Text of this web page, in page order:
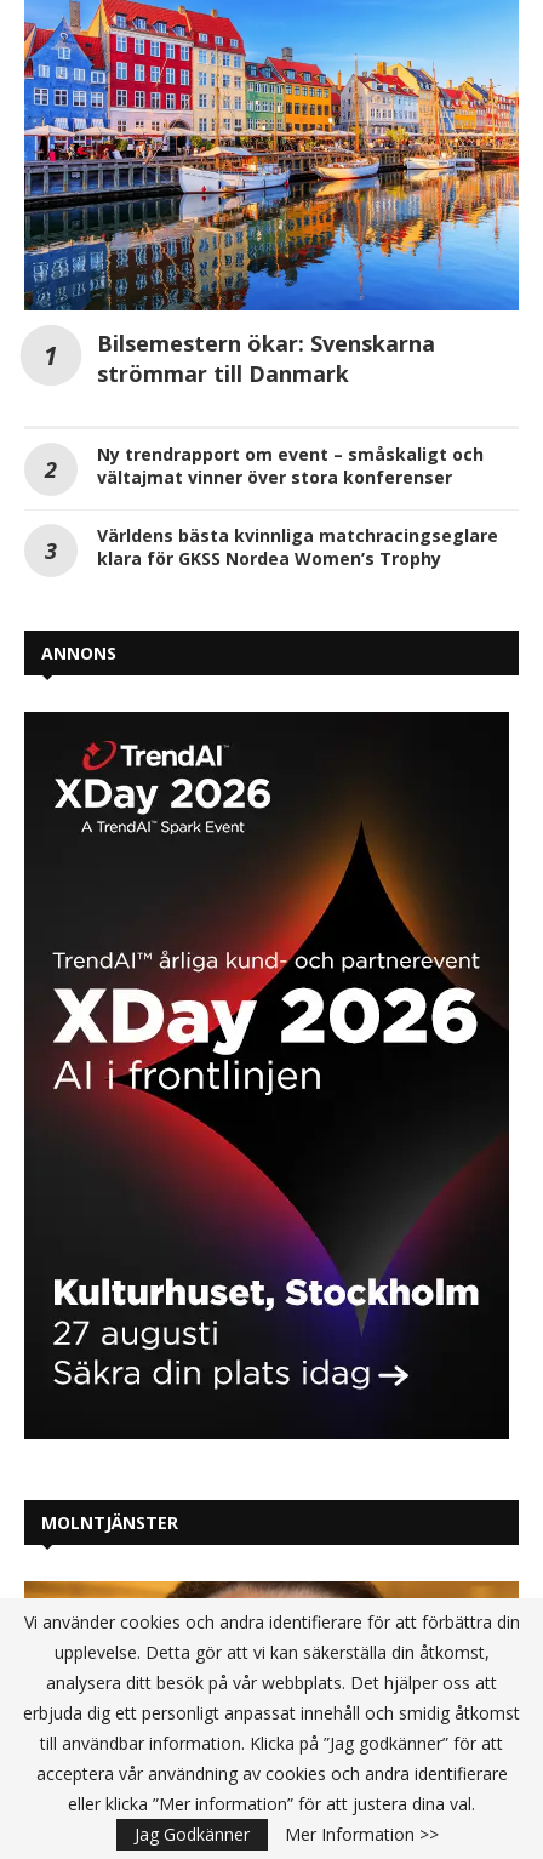
Bilsemestern ökar: Svenskarna
strömmar till Danmark
Ny trendrapport om event – småskaligt och
vältajmat vinner över stora konferenser
Världens bästa kvinnliga matchracingseglare
klara för GKSS Nordea Women’s Trophy
ANNONS
MOLNTJÄNSTER
Vi använder cookies och andra identifierare för att förbättra din
upplevelse. Detta gör att vi kan säkerställa din åtkomst,
analysera ditt besök på vår webbplats. Det hjälper oss att
erbjuda dig ett personligt anpassat innehåll och smidig åtkomst
till användbar information. Klicka på ”Jag godkänner” för att
acceptera vår användning av cookies och andra identifierare
eller klicka ”Mer information” för att justera dina val.
Jag Godkänner
Mer Information >>